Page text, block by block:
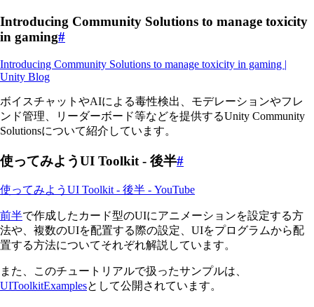
Introducing Community Solutions to manage toxicity
in gaming#
Introducing Community Solutions to manage toxicity in gaming |
Unity Blog
ボイスチャットやAIによる毒性検出、モデレーションやフレ
ンド管理、リーダーボード等などを提供するUnity Community
Solutionsについて紹介しています。
使ってみようUI Toolkit - 後半#
使ってみようUI Toolkit - 後半 - YouTube
前半で作成したカード型のUIにアニメーションを設定する方
法や、複数のUIを配置する際の設定、UIをプログラムから配
置する方法についてそれぞれ解説しています。
また、このチュートリアルで扱ったサンプルは、
UIToolkitExamplesとして公開されています。